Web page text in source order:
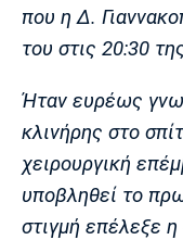
που η Δ.
του στις 20:30
Ήταν ευρέως
κλινήρης στο
χειρουργική
υποβληθεί το
στιγμή επέλεξε